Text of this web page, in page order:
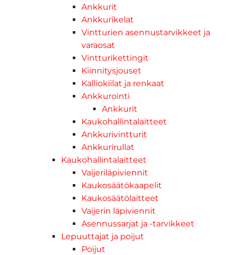
Ankkurit
Ankkurikelat
Vintturien asennustarvikkeet ja
varaosat
Vintturikettingit
Kiinnitysjouset
Kalliokiilat ja renkaat
Ankkurointi
Ankkurit
Kaukohallintalaitteet
Ankkurivintturit
Ankkurirullat
Kaukohallintalaitteet
Vaijeriläpiviennit
Kaukosäätökaapelit
Kaukosäätölaitteet
Vaijerin läpiviennit
Asennussarjat ja -tarvikkeet
Lepuuttajat ja poijut
Poijut